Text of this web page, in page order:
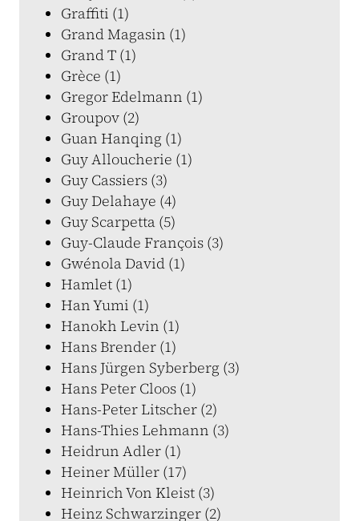
Graffiti (1)
Grand Magasin (1)
Grand T (1)
Grèce (1)
Gregor Edelmann (1)
Groupov (2)
Guan Hanqing (1)
Guy Alloucherie (1)
Guy Cassiers (3)
Guy Delahaye (4)
Guy Scarpetta (5)
Guy-Claude François (3)
Gwénola David (1)
Hamlet (1)
Han Yumi (1)
Hanokh Levin (1)
Hans Brender (1)
Hans Jürgen Syberberg (3)
Hans Peter Cloos (1)
Hans-Peter Litscher (2)
Hans-Thies Lehmann (3)
Heidrun Adler (1)
Heiner Müller (17)
Heinrich Von Kleist (3)
Heinz Schwarzinger (2)